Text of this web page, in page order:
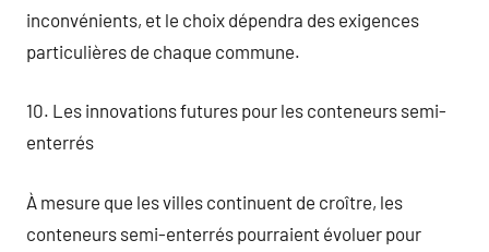
inconvénients, et le choix dépendra des exigences
particulières de chaque commune.
10. Les innovations futures pour les conteneurs semi-
enterrés
À mesure que les villes continuent de croître, les
conteneurs semi-enterrés pourraient évoluer pour